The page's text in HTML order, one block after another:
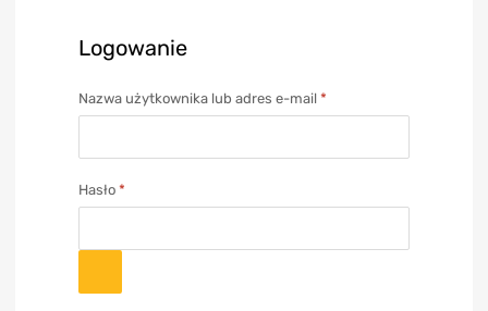
Logowanie
Nazwa użytkownika lub adres e-mail *
Hasło *